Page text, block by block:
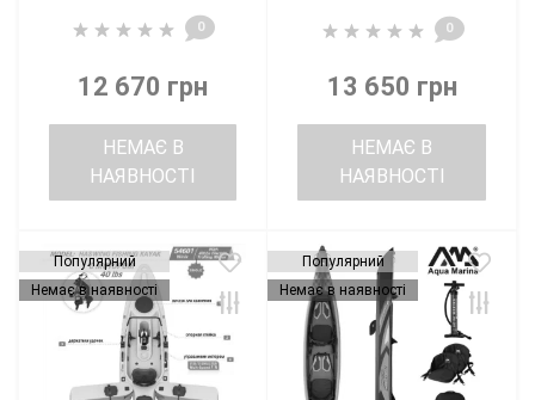
0
12 670 грн
НЕМАЄ В
НАЯВНОСТІ
0
13 650 грн
НЕМАЄ В
НАЯВНОСТІ
Популярний
Немає в наявності
Популярний
Немає в наявності